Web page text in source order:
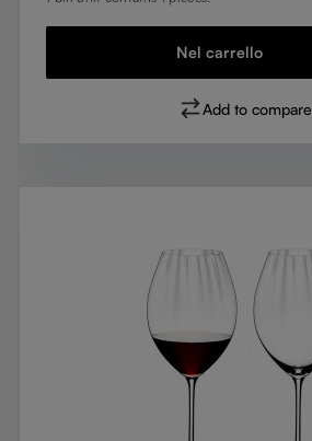
Nel carrello
Add to compare